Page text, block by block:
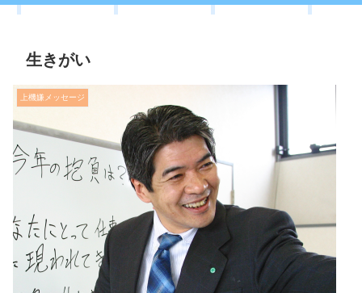
生きがい
上機嫌メッセージ